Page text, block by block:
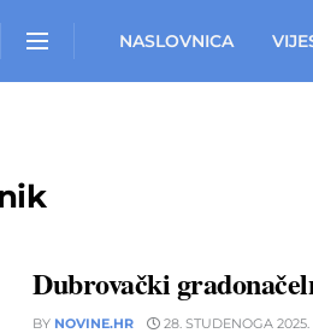
NASLOVNICA
Dubrovački
BY NOVINE.HR 28. STUDENOGA 2025.